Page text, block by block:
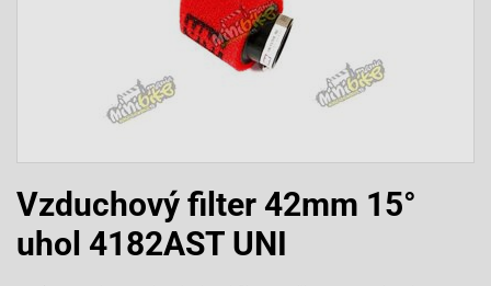
Vzduchový filter 42mm 15°
uhol 4182AST UNI